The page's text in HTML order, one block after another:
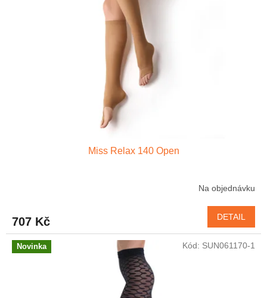
Miss Relax 140 Open
Na objednávku
707 Kč DETAIL
Novinka Kód: SUN061170-1